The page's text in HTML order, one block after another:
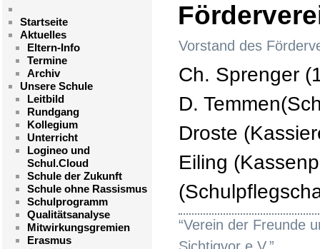
Vorstand des
Ch. Sprenger
D.
Droste
Eiling
“Verein der Freunde
Startseite
Aktuelles
Eltern-Info
Termine
Archiv
Unsere Schule
Leitbild
Rundgang
Kollegium
Unterricht
Logineo und
Schul.Cloud
Schule der Zukunft
Schule ohne Rassismus
Schulprogramm
Qualitätsanalyse
Mitwirkungsgremien
Erasmus